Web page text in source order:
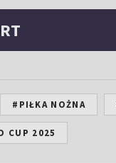
#PIŁKA NOŻNA
CUP 2025